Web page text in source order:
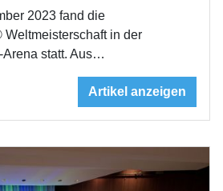
2023 fand die
in der
Arena statt. Aus…
Artikel anzeigen